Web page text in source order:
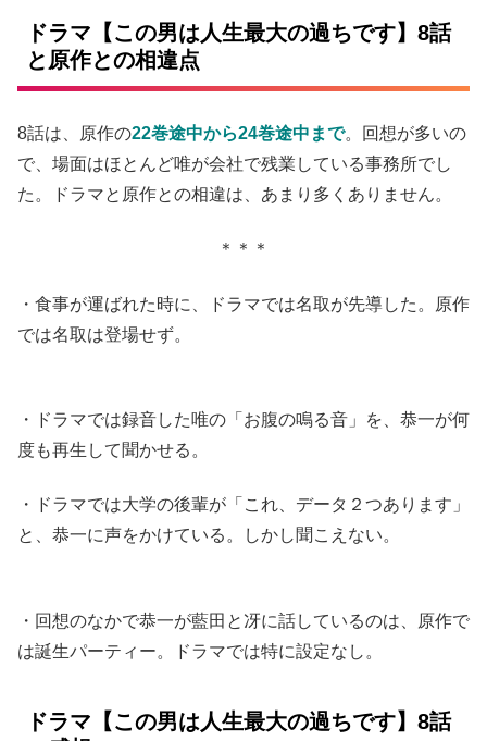
ドラマ【この男は人生最大の過ちです】8話
と原作との相違点
8話は、原作の22巻途中から24巻途中まで。回想が多いの
で、場面はほとんど唯が会社で残業している事務所でし
た。ドラマと原作との相違は、あまり多くありません。
＊＊＊
・食事が運ばれた時に、ドラマでは名取が先導した。原作
では名取は登場せず。
・ドラマでは録音した唯の「お腹の鳴る音」を、恭一が何
度も再生して聞かせる。
・ドラマでは大学の後輩が「これ、データ２つあります」
と、恭一に声をかけている。しかし聞こえない。
・回想のなかで恭一が藍田と冴に話しているのは、原作で
は誕生パーティー。ドラマでは特に設定なし。
ドラマ【この男は人生最大の過ちです】8話